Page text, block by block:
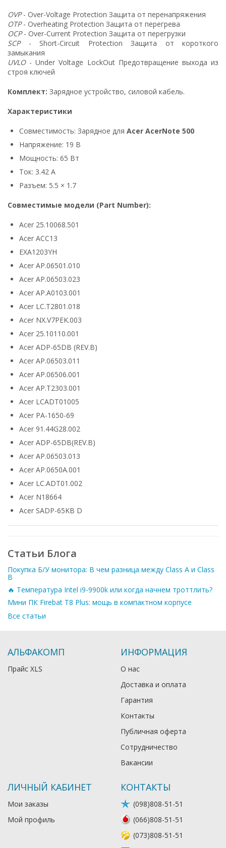
OVP- Over-Voltage Protection Защита от перенапряжения
OTP- Overheating Protection Защита от перегрева
OCP- Over-Current Protection Защита от перегрузки
SCP- Short-Circuit Protection Защита от короткого
замыкания
UVLO- Under Voltage LockOut Предотвращение выхода из
строя ключей
Комплект: Зарядное устройство, силовой кабель.
Характеристики
Совместимость: Зарядное для Acer AcerNote 500
Напряжение: 19 В
Мощность: 65 Вт
Ток: 3.42 А
Разъем: 5.5 × 1.7
Совместимые модели (Part Number):
Acer 25.10068.501
Acer ACC13
EXA1203YH
Acer AP.06501.010
Acer AP.06503.023
Acer AP.A0103.001
Acer LC.T2801.018
Acer NX.V7PEK.003
Acer 25.10110.001
Acer ADP-65DB (REV.B)
Acer AP.06503.011
Acer AP.06506.001
Acer AP.T2303.001
Acer LCADT01005
Acer PA-1650-69
Acer 91.44G28.002
Acer ADP-65DB(REV.B)
Acer AP.06503.013
Acer AP.0650A.001
Acer LC.ADT01.002
Acer N18664
Acer SADP-65KB D
Статьи Блога
Покупка Б/У монитора: В чем разница между Class A и Class
B
🔥 Температура Intel i9-9900k или когда начнем троттлить?
Мини ПК Firebat T8 Plus: мощь в компактном корпусе
Все статьи
АЛЬФАКОМП
Прайс XLS
ИНФОРМАЦИЯ
О нас
Доставка и оплата
Гарантия
Контакты
Публичная оферта
Сотрудничество
Вакансии
ЛИЧНЫЙ КАБИНЕТ
Мои заказы
Мой профиль
КОНТАКТЫ
(098)808-51-51
(066)808-51-51
(073)808-51-51